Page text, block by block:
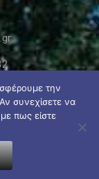
Λευκάδας
την
συνεχίσετε να
πως είστε